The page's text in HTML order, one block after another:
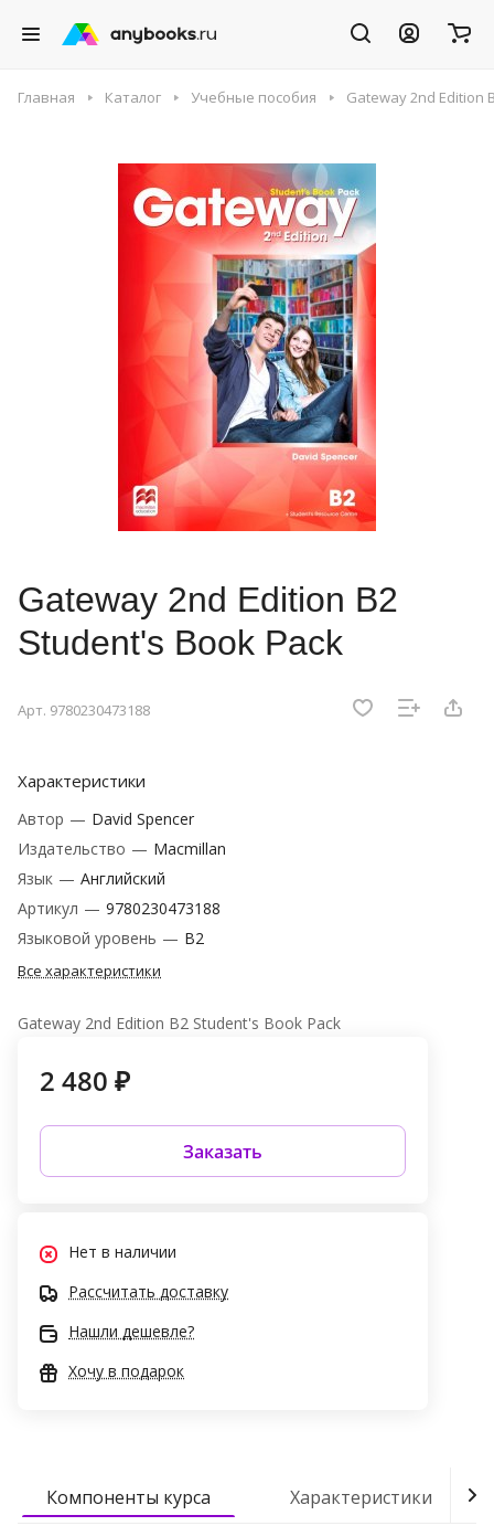
Главная Каталог Учебные пособия Gateway 2nd Edition
Gateway 2nd Edition B2
Student's Book Pack
Арт. 9780230473188
Характеристики
Автор — David Spencer
Издательство — Macmillan
Язык — Английский
Артикул — 9780230473188
Языковой уровень — B2
Все характеристики
Gateway 2nd Edition B2 Student's Book Pack
2 480 ₽
Заказать
Нет в наличии
Рассчитать доставку
Нашли дешевле?
Хочу в подарок
Компоненты курса Характеристики